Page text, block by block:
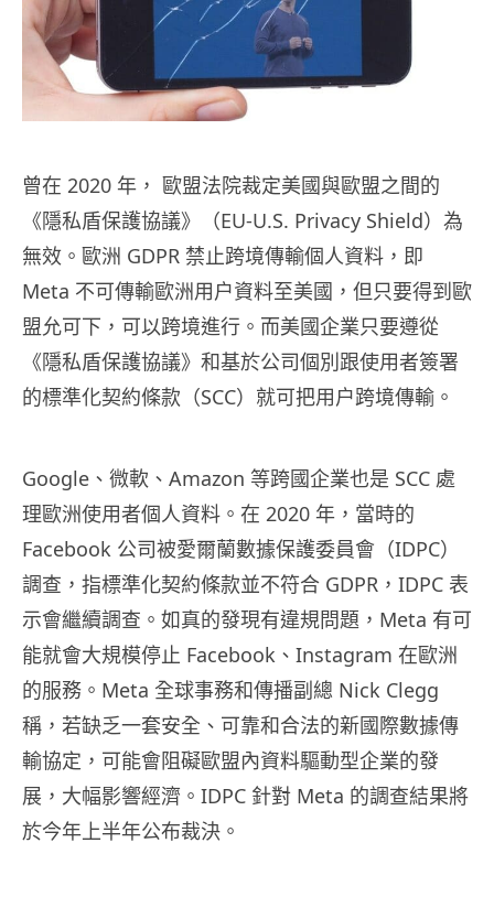
曾在 2020 年， 歐盟法院裁定美國與歐盟之間的
《隱私盾保護協議》（EU-U.S. Privacy Shield）為
無效。歐洲 GDPR 禁止跨境傳輸個人資料，即
Meta 不可傳輸歐洲用户資料至美國，但只要得到歐
盟允可下，可以跨境進行。而美國企業只要遵從
《隱私盾保護協議》和基於公司個別跟使用者簽署
的標準化契約條款（SCC）就可把用户跨境傳輸。
Google、微軟、Amazon 等跨國企業也是 SCC 處
理歐洲使用者個人資料。在 2020 年，當時的
Facebook 公司被愛爾蘭數據保護委員會（IDPC）
調查，指標準化契約條款並不符合 GDPR，IDPC 表
示會繼續調查。如真的發現有違規問題，Meta 有可
能就會大規模停止 Facebook、Instagram 在歐洲
的服務。Meta 全球事務和傳播副總 Nick Clegg
稱，若缺乏一套安全、可靠和合法的新國際數據傳
輸協定，可能會阻礙歐盟內資料驅動型企業的發
展，大幅影響經濟。IDPC 針對 Meta 的調查結果將
於今年上半年公布裁決。